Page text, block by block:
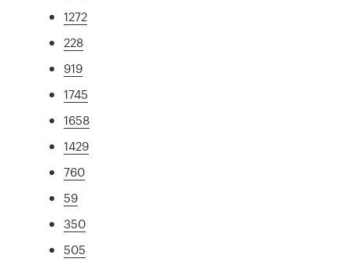
1272
228
919
1745
1658
1429
760
59
350
505